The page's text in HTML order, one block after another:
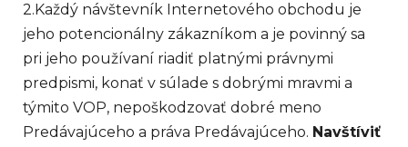
2.Každý návštevník Internetového obchodu je
jeho potencionálny zákazníkom a je povinný sa
pri jeho používaní riadiť platnými právnymi
predpismi, konať v súlade s dobrými mravmi a
týmito VOP, nepoškodzovať dobré meno
Predávajúceho a práva Predávajúceho. Navštíviť